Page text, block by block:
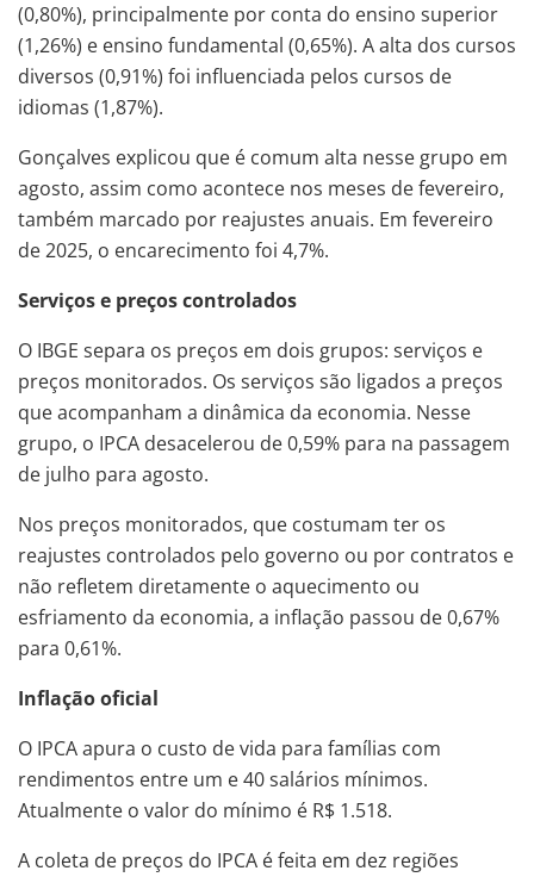
(0,80%), principalmente por conta do ensino superior
(1,26%) e ensino fundamental (0,65%). A alta dos cursos
diversos (0,91%) foi influenciada pelos cursos de
idiomas (1,87%).
Gonçalves explicou que é comum alta nesse grupo em
agosto, assim como acontece nos meses de fevereiro,
também marcado por reajustes anuais. Em fevereiro
de 2025, o encarecimento foi 4,7%.
Serviços e preços controlados
O IBGE separa os preços em dois grupos: serviços e
preços monitorados. Os serviços são ligados a preços
que acompanham a dinâmica da economia. Nesse
grupo, o IPCA desacelerou de 0,59% para na passagem
de julho para agosto.
Nos preços monitorados, que costumam ter os
reajustes controlados pelo governo ou por contratos e
não refletem diretamente o aquecimento ou
esfriamento da economia, a inflação passou de 0,67%
para 0,61%.
Inflação oficial
O IPCA apura o custo de vida para famílias com
rendimentos entre um e 40 salários mínimos.
Atualmente o valor do mínimo é R$ 1.518.
A coleta de preços do IPCA é feita em dez regiões